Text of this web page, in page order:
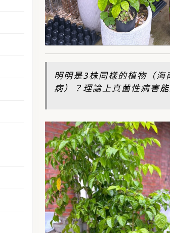
明明是3株同樣的植物（
病）？理論上真菌性病害